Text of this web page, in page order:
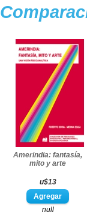
Amerindia: fantasía,
mito y arte
u$13
null